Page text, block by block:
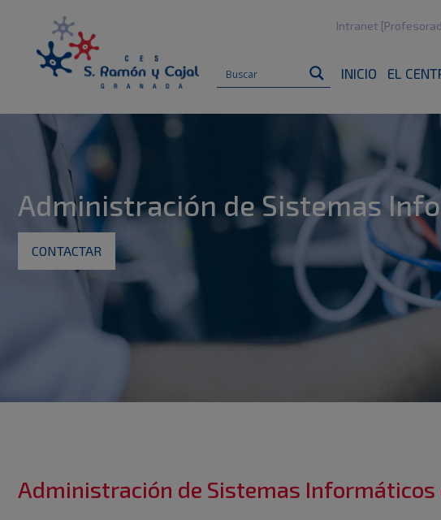
Intranet
INICIO EL
Administración de Sistemas
CONTACTAR
Administración de Sistemas Informáticos